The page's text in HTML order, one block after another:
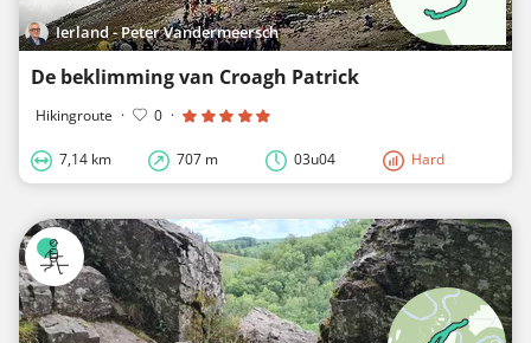
Ierland - Peter Vandermeersch
De beklimming van Croagh Patrick
Hikingroute · 0 ·
7,14 km 707 m 03u04 Hard